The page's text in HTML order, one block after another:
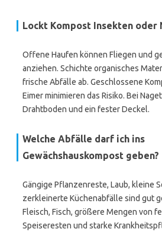
Lockt Kompost Insekten oder
Offene Haufen können Fliegen und
anziehen. Schichte organisches
frische Abfälle ab. Geschlossene
Eimer minimieren das Risiko. Bei
Drahtboden und ein fester Deckel.
Welche Abfälle darf ich ins
Gewächshauskompost geben?
Gängige Pflanzenreste, Laub, kleine
zerkleinerte Küchenabfälle sind gut
Fleisch, Fisch, größere Mengen von
Speiseresten und starke